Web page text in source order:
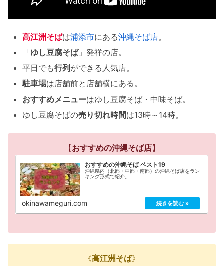
高江洲そばは浦添市にある沖縄そば店。
「ゆし豆腐そば」発祥の店。
平日でも行列 ができる人気店。
駐車場は店舗前と店舗横にある。
おすすめメニューはゆし豆腐そば・中味そば。
ゆし豆腐そばの売り切れ時間は13時～14時。
【おすすめの沖縄そば店】
おすすめの沖縄そば ベスト19
沖縄県内（北部・中部・南部）の沖縄そば店をラン
キング形式で紹介。
okinawameguri.com
《高江洲そば》